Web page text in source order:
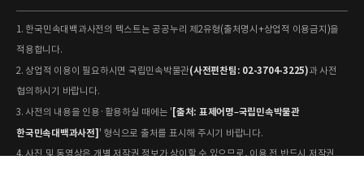
1. 한국민속대백과사전의 텍스트는 공공누리 제2유형(출처명시+상업적 이용금지)을
적용합니다.
2. 상업적 이용이 필요하시면 국립민속박물관(사전편찬팀: 02-3704-3225)과 사전
협의하시기 바랍니다.
3. 사전의 내용을 인용·활용하실 때에는 ' [출처: 표제어명–국립민속박물관
한국민속대백과사전] ' 형식으로 출처를 표시해 주시기 바랍니다.
4. 사진 및 동영상은 개별 저작권 정보가 상이할 수 있으므로, 이용 전 반드시 저작권